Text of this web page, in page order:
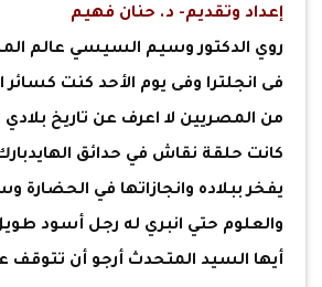
إعداد وتقديم- د. حنان فهيم
روي الدكتور وسيم السيسي عالم
فى انجلترا وفى يوم الأحد كنت كسائر
من المصريين لا اعرف عن تاريخ بلادي
كانت حلقة نقاش في حدائق
يفخر ببلاده وانجازاتها في الحضارة
والعلوم حتي انبري له رجل أسود طويل
أيها السيد المتحدث أرجو أن تتوقف عن